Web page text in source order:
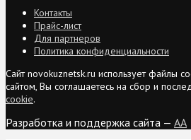
Контакты
Прайс-лист
Для партнеров
Политика конфиденциальности
Сайт novokuznetsk.ru использует файлы
сайтом, Вы соглашаетесь на сбор и
cookie.
Разработка и поддержка сайта — AA